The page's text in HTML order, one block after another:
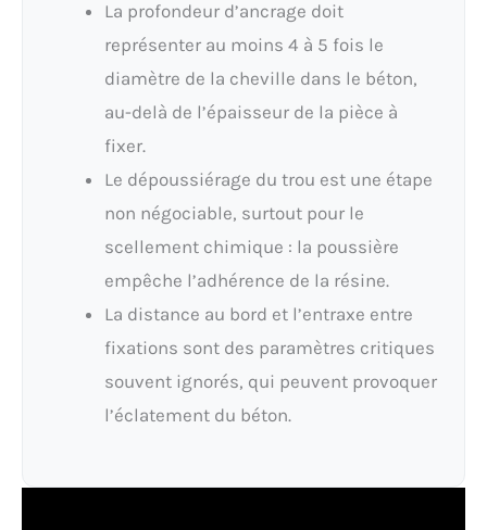
La profondeur d’ancrage doit
représenter au moins 4 à 5 fois le
diamètre de la cheville dans le béton,
au-delà de l’épaisseur de la pièce à
fixer.
Le dépoussiérage du trou est une étape
non négociable, surtout pour le
scellement chimique : la poussière
empêche l’adhérence de la résine.
La distance au bord et l’entraxe entre
fixations sont des paramètres critiques
souvent ignorés, qui peuvent provoquer
l’éclatement du béton.